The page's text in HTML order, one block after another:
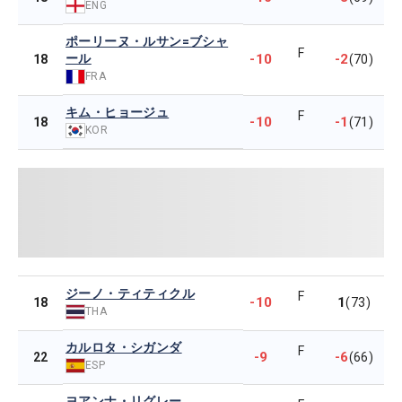
ENG
18
ポーリーヌ・ルサン=ブシャ
ール
FRA
-10 F -2(70)
18
キム・ヒョージュ
KOR -10 F -1(71)
18
ジーノ・ティティクル
THA
-10 F 1(73)
22
カルロタ・シガンダ
ESP -9 F -6(66)